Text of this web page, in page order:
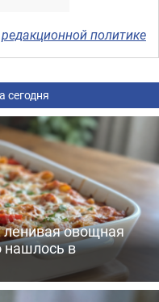
редакционной политике
сегодня
овощная
нашлось в